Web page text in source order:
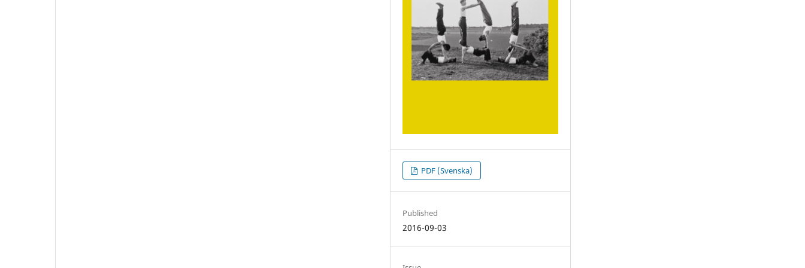
PDF (Svenska)
Published
2016-09-03